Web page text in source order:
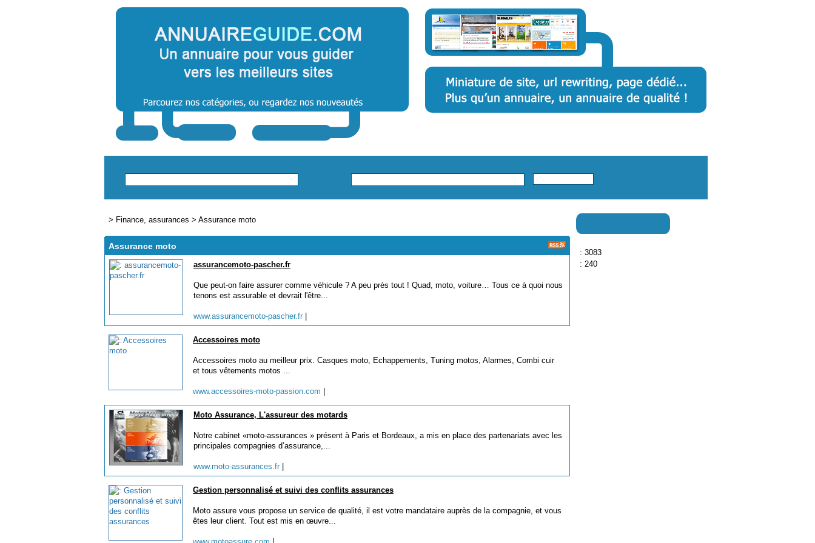
: 3083
: 240
> Finance, assurances > Assurance moto
Assurance moto
assurancemoto-pascher.fr
Que peut-on faire assurer comme véhicule ? A peu près tout ! Quad, moto, voiture… Tous ce à quoi nous
tenons est assurable et devrait l'être...
www.assurancemoto-pascher.fr
Accessoires moto
Accessoires moto au meilleur prix. Casques moto, Echappements, Tuning motos, Alarmes, Combi cuir
et tous vêtements motos ...
www.accessoires-moto-passion.com
Moto Assurance, L'assureur des motards
Notre cabinet «moto-assurances » présent à Paris et Bordeaux, a mis en place des partenariats avec les
principales compagnies d’assurance,...
www.moto-assurances.fr
Gestion personnalisé et suivi des conflits assurances
Moto assure vous propose un service de qualité, il est votre mandataire auprès de la compagnie, et vous
êtes leur client. Tout est mis en œuvre...